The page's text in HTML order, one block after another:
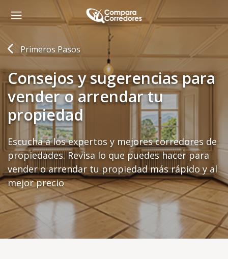
Primeros Pasos
Consejos y sugerencias para
vender o arrendar tu
propiedad
Escucha a los expertos y mejores corredores de
propiedades. Revisa lo que puedes hacer para
vender o arrendar tu propiedad más rápido y al
mejor precio